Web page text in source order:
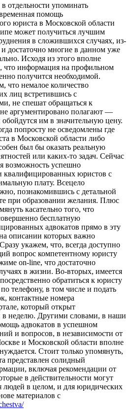
отдельности упоминать
помощь
юриста в Московской области
может получиться лучшим
в сложившихся случаях, из-
и достаточно многие в данном уже
Исходя из этого вполне
что информация на профильном
получится необходимой.
что немалое количество
лиц встретившись с
не спешат обращаться к
не аргументировано полагают —
обойдутся им в значительную цену.
попросту не осведомлены где
в Московской области либо
был бы оказать реальную
или каких-то задач. Сейчас
возможность успешно
квалифицированных юристов с
плату. Всецело
познакомившись с детальной
при образовании желания. Плюс
касательно того, что
бесплатную
адвокатов прямо в эту
описании которых важно
укажем, что, всегда доступно
вопрос компетентному юристу
on-line, что достаточно
в жизни. Во-вторых, имеется
обратиться к юристу
телефону, в том числе и подать
контактные номера
который открыт
в неделю. Другими словами, в наши
адвокатов в успешном
и вопросов, в независимости от
и Московской области вполне
Стоит только упомянуть,
представлен солидный
включая рекомендации от
в действительности могут
людей в целом, и для юридических
материалов с